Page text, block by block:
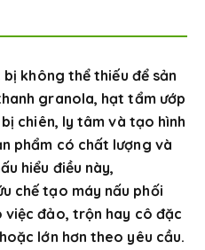
không thể thiếu để sản
granola, hạt tẩm ướp
chiên, ly tâm và tạo hình
phẩm có chất lượng và
hiểu điều này,
chế tạo máy nấu phối
đảo, trộn hay cô đặc
lớn hơn theo yêu cầu.